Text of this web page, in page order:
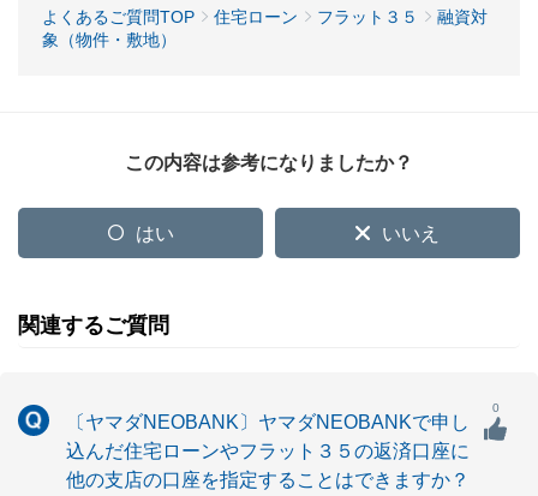
よくあるご質問TOP 住宅ローン フラット３５
融資対
象（物件・敷地）
この内容は参考になりましたか？
はい いいえ
関連するご質問
〔ヤマダNEOBANK〕ヤマダNEOBANKで申し
込んだ住宅ローンやフラット３５の返済口座に
他の支店の口座を指定することはできますか？
0